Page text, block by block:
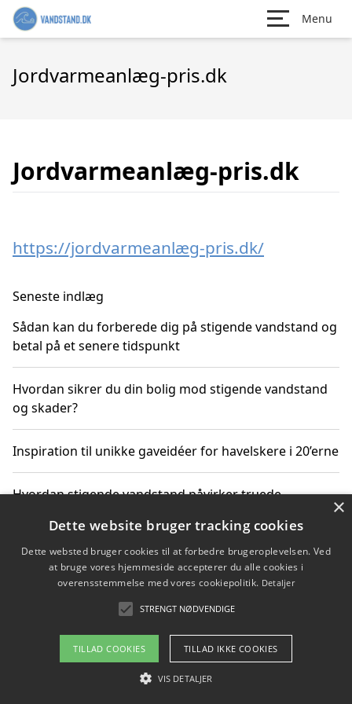
Menu
Jordvarmeanlæg-pris.dk
Jordvarmeanlæg-pris.dk
https://jordvarmeanlæg-pris.dk/
Seneste indlæg
Sådan kan du forberede dig på stigende vandstand og
betal på et senere tidspunkt
Hvordan sikrer du din bolig mod stigende vandstand
og skader?
Inspiration til unikke gaveidéer for havelskere i 20’erne
Hvordan stigende vandstand påvirker truede
Sådan vælger du de bedste vandrerygsække til
vandreture i Danmark
Copyright 2026 - Pilanto Aps
Om / kontakt
×
Dette website bruger tracking cookies
Dette websted bruger cookies til at forbedre brugeroplevelsen. Ved
at bruge vores hjemmeside accepterer du alle cookies i
overensstemmelse med vores cookiepolitik. Detaljer
STRENGT NØDVENDIGE
TILLAD COOKIES TILLAD IKKE COOKIES
VIS DETALJER